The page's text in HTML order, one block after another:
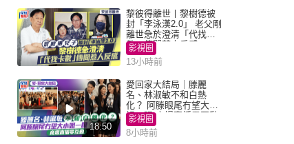
黎彼得離世丨黎樹德被
封「李泳漢2.0」 老父剛
離世急於澄清「代找卡
數」傳聞惹人反感
影視圈
13小時前
18:50
愛回家大結局｜滕麗
名、林淑敏不和白熱
化？ 阿滕眼尾冇望大小
姐一眼 商場直播零互動
影視圈
8小時前